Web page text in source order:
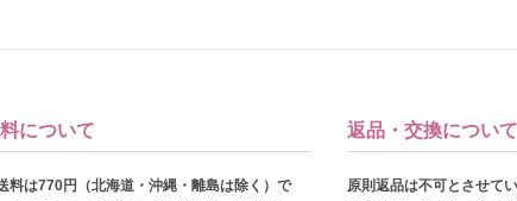
について
料は770円（北海道・沖縄・離島は除く）で
返品・交換について
原則返品は不可とさせて